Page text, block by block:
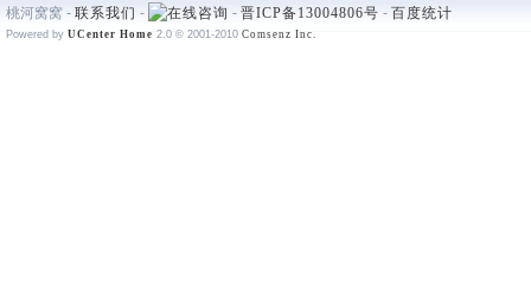
桃河窝窝 - 联系我们 - - 晋ICP备13004806号 - 百度统计
Powered by UCenter Home 2.0 © 2001-2010 Comsenz Inc.